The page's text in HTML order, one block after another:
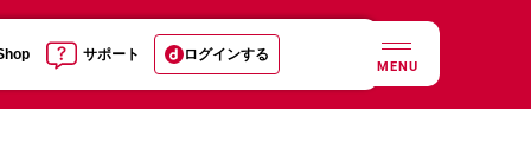
サポート ログインする
MENU